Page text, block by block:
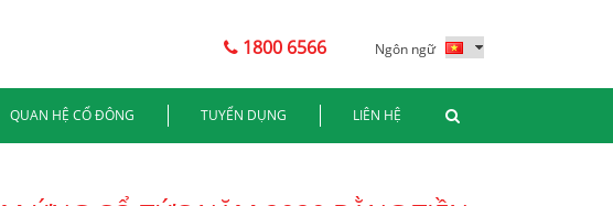
1800 6566 Ngôn ngữ
QUAN HỆ CỔ ĐÔNG TUYỂN DỤNG LIÊN HỆ